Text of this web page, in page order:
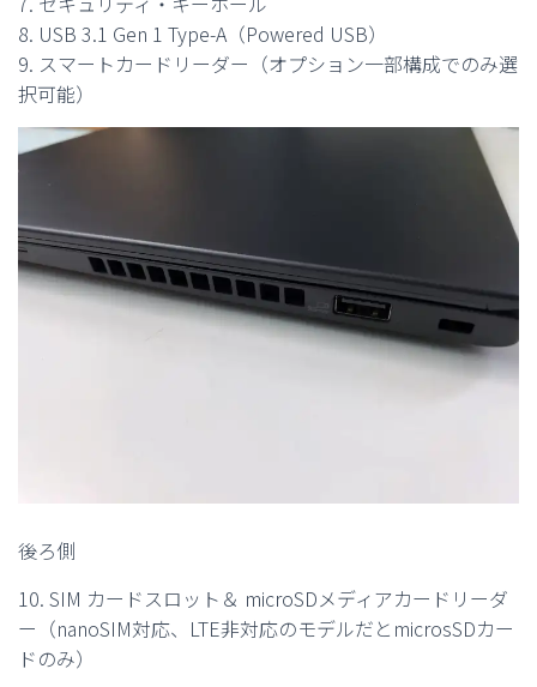
8. USB 3.1 Gen 1 Type-A（Powered USB）
9. スマートカードリーダー（オプション一部構成でのみ選
択可能）
後ろ側
10. SIM カードスロット＆ microSDメディアカードリーダ
ー（nanoSIM対応、LTE非対応のモデルだとmicrosSDカー
ドのみ）